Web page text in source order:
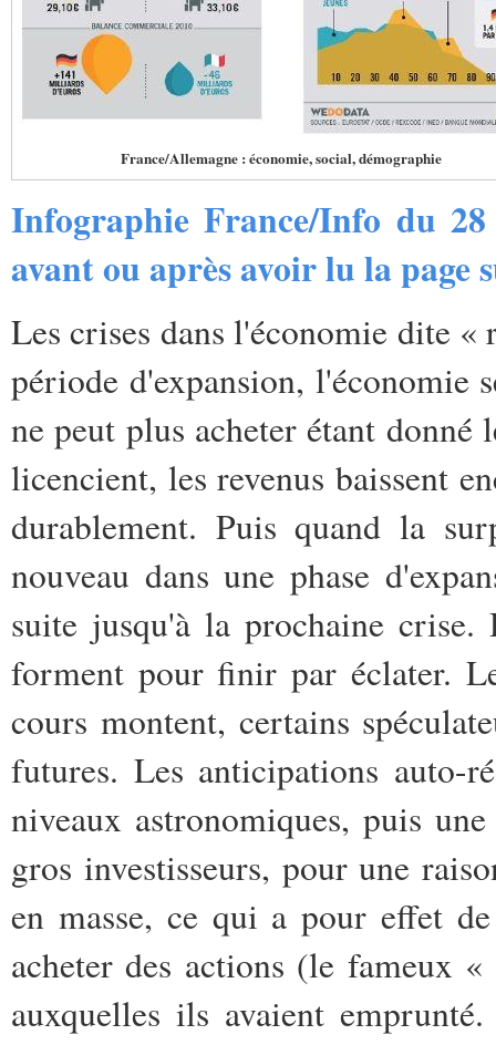
France/Allemagne : économie, social, démographie
Infographie France/Info du
avant ou après avoir lu la
Les crises dans l'économie dite
période d'expansion, l'économie
ne peut plus acheter étant donné
licencient, les revenus baissent
durablement. Puis quand la
nouveau dans une phase
suite jusqu'à la prochaine crise.
forment pour finir par éclater.
cours montent, certains
futures. Les anticipations auto-
niveaux astronomiques, puis
gros investisseurs, pour une
en masse, ce qui a pour effet
acheter des actions (le fameux
auxquelles ils avaient